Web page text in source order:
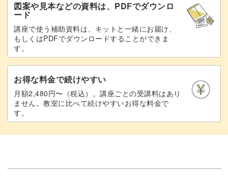
図案や見本などの資料は、PDFでダウンロ
ード
講座で使う補助資料は、キットと一緒にお届け、
もしくはPDFでダウンロードすることができま
す。
お得な料金で続けやすい
月額2,480円〜（税込）。講座ごとの受講料はあり
ません。教室に比べて続けやすいお得な料金で
す。